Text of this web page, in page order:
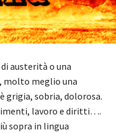
austerità o una
molto meglio una
grigia, sobria, dolorosa.
lavoro e diritti….
sopra in lingua